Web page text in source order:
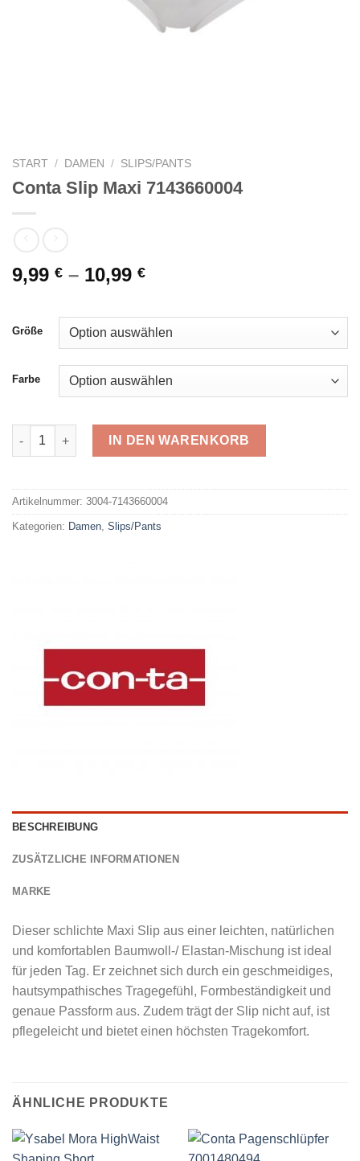
START / DAMEN / SLIPS/PANTS
Conta Slip Maxi 7143660004
9,99 € – 10,99 €
Größe
Farbe
Conta Slip Maxi 7143660004 Menge
IN DEN WARENKORB
Artikelnummer: 3004-7143660004
Kategorien: Damen, Slips/Pants
BESCHREIBUNG
ZUSÄTZLICHE INFORMATIONEN
MARKE
Dieser schlichte Maxi Slip aus einer leichten, natürlichen
und komfortablen Baumwoll-/ Elastan-Mischung ist ideal
für jeden Tag. Er zeichnet sich durch ein geschmeidiges,
hautsympathisches Tragegefühl, Formbeständigkeit und
genaue Passform aus. Zudem trägt der Slip nicht auf, ist
pflegeleicht und bietet einen höchsten Tragekomfort.
ÄHNLICHE PRODUKTE